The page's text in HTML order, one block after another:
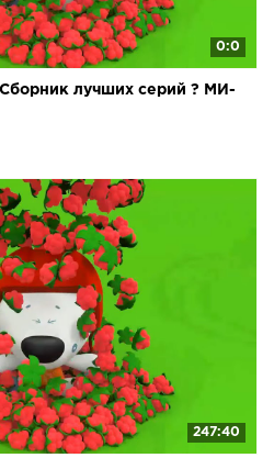
0:0
лучших серий ? МИ-
247:40